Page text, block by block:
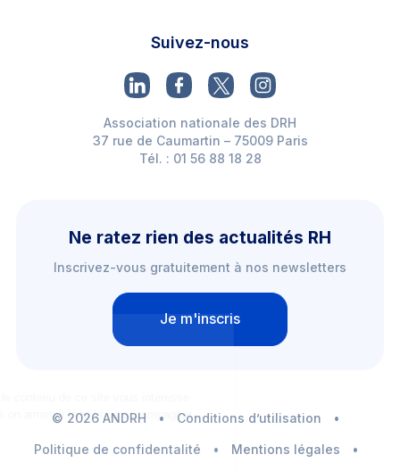
Suivez-nous
Association nationale des DRH
37 rue de Caumartin – 75009 Paris
Tél. : 01 56 88 18 28
Ne ratez rien des actualités RH
Inscrivez-vous gratuitement à nos newsletters
Je m'inscris
© 2026 ANDRH • Conditions d’utilisation •
Politique de confidentalité • Mentions légales •
les Cookies !
déranger, mais on aimerait bien vous accompagner pendant votre
C'est OK pour vous ?